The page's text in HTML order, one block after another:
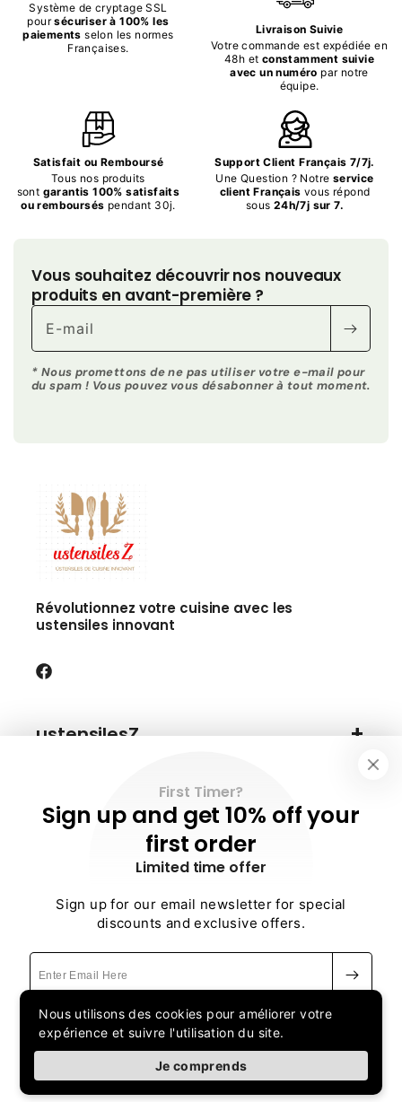
First Timer?
Sign up and get 10% off your
first order
Limited time offer
Sign up for our email newsletter for special
discounts and exclusive offers.
E-
mail
Be the first to know about new collections and exclusive
offers.
Facebook
Système de cryptage SSL
poursécuriser à 100% les
paiements selon les normes
Françaises.
Livraison Suivie
Votre commande est expédiée en
48h et constamment suivie
avec un numéro par notre
équipe.
Satisfait ou Remboursé
Tous nos produits
sont garantis 100% satisfaits
ou remboursés pendant 30j.
Support Client Français 7/7j.
Une Question ? Notre service
client Français vous répond
sous 24h/7j sur 7.
Vous souhaitez découvrir nos nouveaux
produits en avant-première ?
E-mail
* Nous promettons de ne pas utiliser votre e-mail pour
du spam ! Vous pouvez vous désabonner à tout moment.
Révolutionnez votre cuisine avec les
ustensiles innovant
Facebook
ustensilesZ
Information
Besoin d'aide ?
de
© 2026,ustensilesZ Politique de confidentialité
Politique de remboursement
Conditions d’utilisation
We use cookies to improve your experience and track
I Accept
Decline
Nous utilisons des cookies pour améliorer votre
expérience et suivre l'utilisation du site.
Je comprends